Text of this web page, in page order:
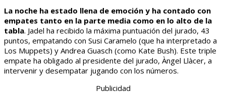
La noche ha estado llena de emoción y ha contado con
empates tanto en la parte media como en lo alto de la
tabla. Jadel ha recibido la máxima puntuación del jurado, 43
puntos, empatando con Susi Caramelo (que ha interpretado a
Los Muppets) y Andrea Guasch (como Kate Bush). Este triple
empate ha obligado al presidente del jurado, Àngel Llàcer, a
intervenir y desempatar jugando con los números.
Publicidad